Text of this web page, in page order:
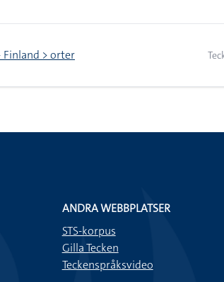
Finland > orter
ANDRA WEBBPLATSER
STS-korpus
Gilla Tecken
Teckenspråksvideo